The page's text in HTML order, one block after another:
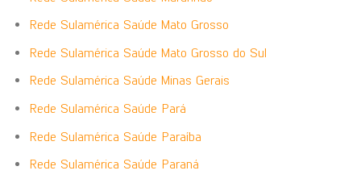
Rede Sulamérica Saúde Mato Grosso
Rede Sulamérica Saúde Mato Grosso do Sul
Rede Sulamérica Saúde Minas Gerais
Rede Sulamérica Saúde Pará
Rede Sulamérica Saúde Paraíba
Rede Sulamérica Saúde Paraná